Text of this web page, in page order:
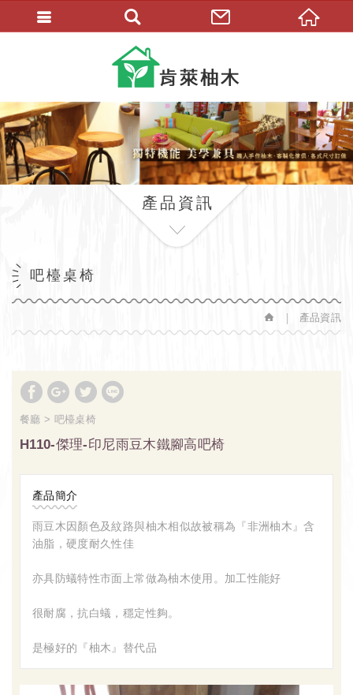
產品資訊
吧檯桌椅
產品資訊
餐廳 吧檯桌椅
H110-傑理-印尼雨豆木鐵腳高吧椅
產品簡介
雨豆木因顏色及紋路與柚木相似故被稱為『非洲柚木』含
油脂，硬度耐久性佳
亦具防蟻特性市面上常做為柚木使用。加工性能好
很耐腐，抗白蟻，穩定性夠。
是極好的『柚木』替代品